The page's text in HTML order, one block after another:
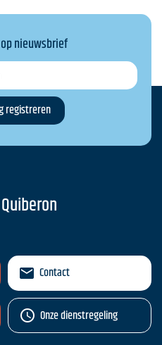
nieuwsbrief
Contact
Onze dienstregeling